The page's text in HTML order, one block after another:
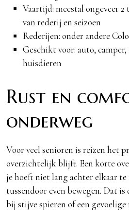
Vaartijd: meestal ongeveer
van rederij en seizoen
Rederijen: onder andere
Geschikt voor: auto, camper,
huisdieren
Rust en
onderweg
Voor veel senioren is reizen het
overzichtelijk blijft. Een korte
je hoeft niet lang achter elkaar
tussendoor even bewegen. Dat
bij stijve spieren of een gevoelige